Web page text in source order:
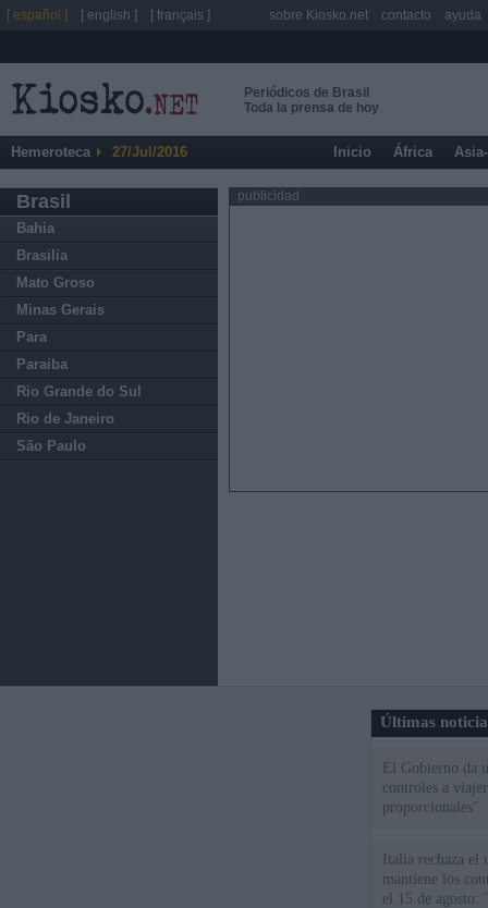
Periódicos de Brasil
Toda la prensa de hoy
Hemeroteca 27/Jul/2016 Inicio África
Brasil
Bahia
Brasilia
Mato Groso
Minas Gerais
Para
Paraiba
Rio Grande do Sul
Rio de Janeiro
São Paulo
publicidad
Últimas
El Gobierno da
controles a
proporcionales"
Italia rechaza
mantiene los
el 15 de agosto:
[ español ] [ english ] [ français ] sobre Kiosko.net contacto ayuda